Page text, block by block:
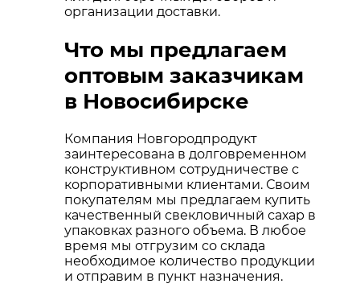
организации доставки.
Что мы предлагаем
оптовым заказчикам
в Новосибирске
Компания Новгородпродукт
заинтересована в долговременном
конструктивном сотрудничестве с
корпоративными клиентами. Своим
покупателям мы предлагаем купить
качественный свекловичный сахар в
упаковках разного объема. В любое
время мы отгрузим со склада
необходимое количество продукции
и отправим в пункт назначения.